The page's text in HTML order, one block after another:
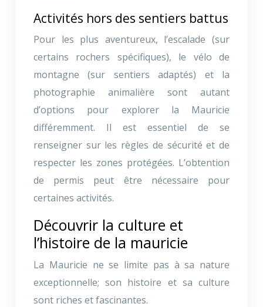
Activités hors des sentiers battus
Pour les plus aventureux, l’escalade (sur
certains rochers spécifiques), le vélo de
montagne (sur sentiers adaptés) et la
photographie animalière sont autant
d’options pour explorer la Mauricie
différemment. Il est essentiel de se
renseigner sur les règles de sécurité et de
respecter les zones protégées. L’obtention
de permis peut être nécessaire pour
certaines activités.
Découvrir la culture et
l’histoire de la mauricie
La Mauricie ne se limite pas à sa nature
exceptionnelle; son histoire et sa culture
sont riches et fascinantes.